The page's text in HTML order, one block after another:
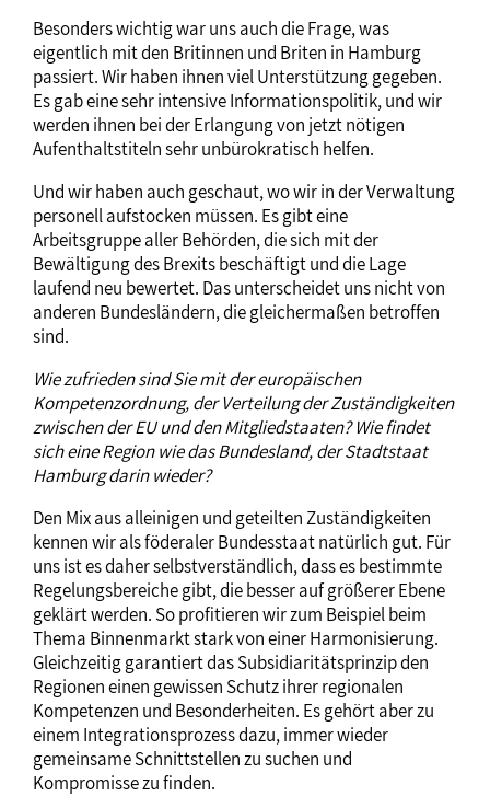
Besonders wichtig war uns auch die Frage, was
eigentlich mit den Britinnen und Briten in Hamburg
passiert. Wir haben ihnen viel Unterstützung gegeben.
Es gab eine sehr intensive Informationspolitik, und wir
werden ihnen bei der Erlangung von jetzt nötigen
Aufenthaltstiteln sehr unbürokratisch helfen.
Und wir haben auch geschaut, wo wir in der Verwaltung
personell aufstocken müssen. Es gibt eine
Arbeitsgruppe aller Behörden, die sich mit der
Bewältigung des Brexits beschäftigt und die Lage
laufend neu bewertet. Das unterscheidet uns nicht von
anderen Bundesländern, die gleichermaßen betroffen
sind.
Wie zufrieden sind Sie mit der europäischen
Kompetenzordnung, der Verteilung der Zuständigkeiten
zwischen der EU und den Mitgliedstaaten? Wie findet
sich eine Region wie das Bundesland, der Stadtstaat
Hamburg darin wieder?
Den Mix aus alleinigen und geteilten Zuständigkeiten
kennen wir als föderaler Bundesstaat natürlich gut. Für
uns ist es daher selbstverständlich, dass es bestimmte
Regelungsbereiche gibt, die besser auf größerer Ebene
geklärt werden. So profitieren wir zum Beispiel beim
Thema Binnenmarkt stark von einer Harmonisierung.
Gleichzeitig garantiert das Subsidiaritätsprinzip den
Regionen einen gewissen Schutz ihrer regionalen
Kompetenzen und Besonderheiten. Es gehört aber zu
einem Integrationsprozess dazu, immer wieder
gemeinsame Schnittstellen zu suchen und
Kompromisse zu finden.